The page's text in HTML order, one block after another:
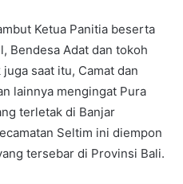
Ketua Panitia beserta
Bendesa Adat dan tokoh
saat itu, Camat dan
lainnya mengingat Pura
terletak di Banjar
Seltim ini diempon
tersebar di Provinsi Bali.